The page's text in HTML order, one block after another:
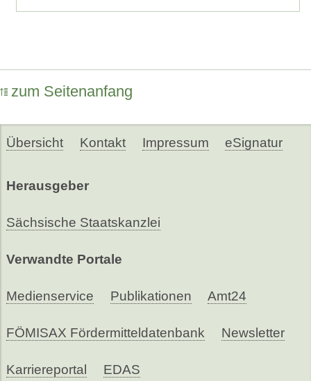
zum Seitenanfang
Übersicht Kontakt Impressum eSignatur
Herausgeber
Sächsische Staatskanzlei
Verwandte Portale
Medienservice Publikationen Amt24
FÖMISAX Fördermitteldatenbank Newsletter
Karriereportal EDAS